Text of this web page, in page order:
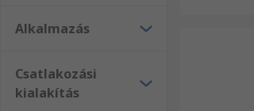
Alkalmazás
Csatlakozási
kialakítás